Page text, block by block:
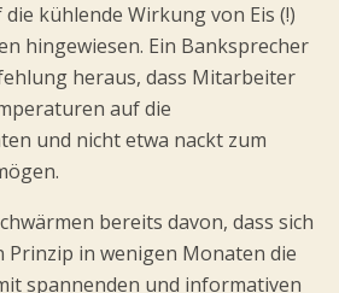
kühlende Wirkung von Eis (!)
hingewiesen. Ein Banksprecher
heraus, dass Mitarbeiter
auf die
und nicht etwa nackt zum
bereits davon, dass sich
Prinzip in wenigen Monaten die
spannenden und informativen